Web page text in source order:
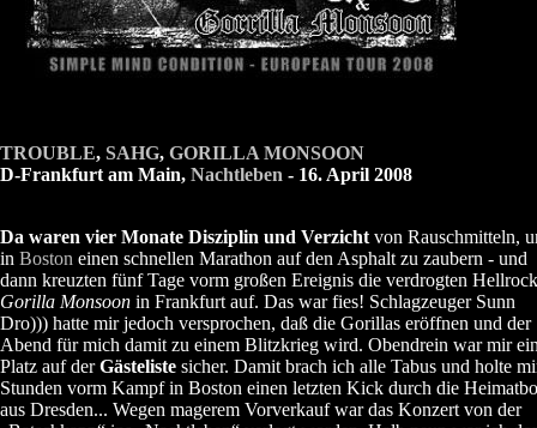
TROUBLE, SAHG, GORILLA MONSOON
D-Frankfurt am Main, Nachtleben - 16. April 2008
Da waren vier Monate Disziplin und Verzicht von Rauschmitteln,
in Boston einen schnellen Marathon auf den Asphalt zu zaubern - und
dann kreuzten fünf Tage vorm großen Ereignis die verdrogten
Gorilla Monsoon in Frankfurt auf. Das war fies! Schlagzeuger Sunn
Dro))) hatte mir jedoch versprochen, daß die Gorillas eröffnen und der
Abend für mich damit zu einem Blitzkrieg wird. Obendrein war mir
Platz auf derGästeliste sicher. Damit brach ich alle Tabus und holte
Stunden vorm Kampf in Boston einen letzten Kick durch die
aus Dresden... Wegen magerem Vorverkauf war das Konzert von der